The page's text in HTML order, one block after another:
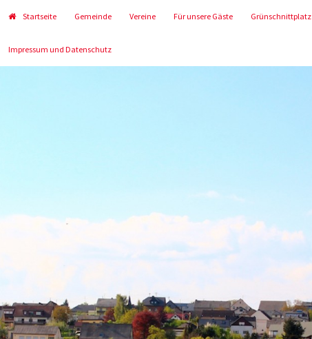
Startseite Gemeinde Vereine Für unsere Gäste Grünschnittplatz
Impressum und Datenschutz